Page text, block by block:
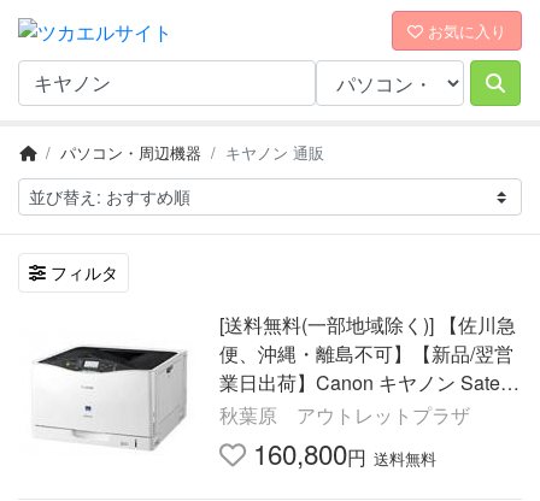
お気に入り
パソコン・周辺機器 キヤノン 通販
フィルタ
[送料無料(一部地域除く)] 【佐川急
便、沖縄・離島不可】【新品/翌営
業日出荷】Canon キヤノン Satera
LBP841C A3カラーレーザー
秋葉原 アウトレットプラザ
160,800円 送料無料